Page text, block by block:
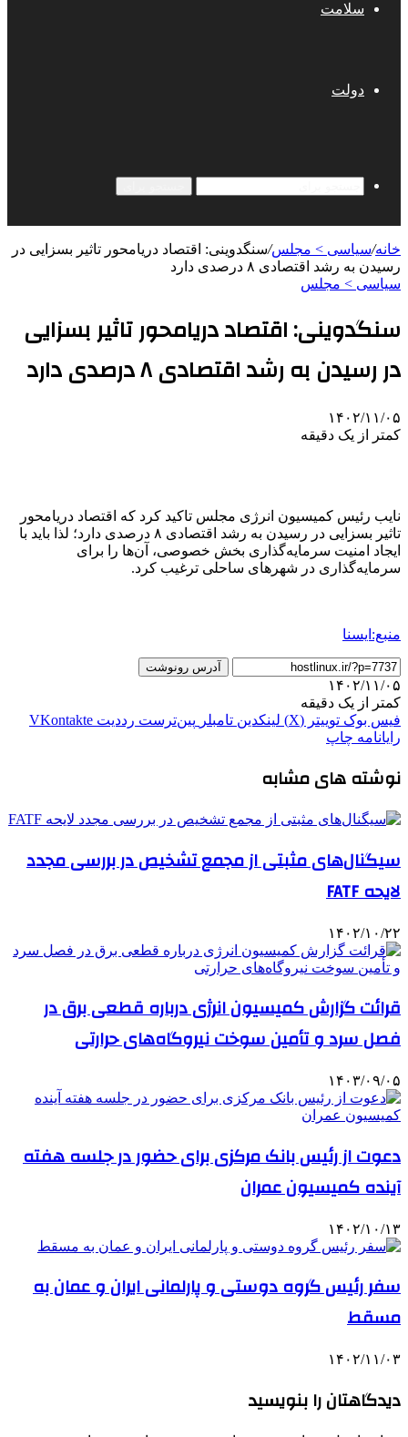
سلامت
دولت
خانه/سیاسی > مجلس/سنگدوینی: اقتصاد دریامحور تاثیر بسزایی در
رسیدن به رشد اقتصادی ۸ درصدی دارد
سیاسی > مجلس
سنگدوینی: اقتصاد دریامحور تاثیر بسزایی
در رسیدن به رشد اقتصادی ۸ درصدی دارد
۱۴۰۲/۱۱/۰۵
کمتر از یک دقیقه
نایب رئیس کمیسیون انرژی مجلس تاکید کرد که اقتصاد دریامحور
تاثیر بسزایی در رسیدن به رشد اقتصادی ۸ درصدی دارد؛ لذا باید با
ایجاد امنیت سرمایه‌گذاری بخش خصوصی، آن‌ها را برای
سرمایه‌گذاری در شهرهای ساحلی ترغیب کرد.
منبع:ایسنا
آدرس رونوشت
۱۴۰۲/۱۱/۰۵
کمتر از یک دقیقه
فیس بوک توییتر (X) لینکدین ‫تامبلر ‫پین‌ترست ‫رددیت ‫VKontakte
رایانامه چاپ
نوشته های مشابه
سیگنال‌های مثبتی از مجمع تشخیص در بررسی مجدد
لایحه FATF
۱۴۰۲/۱۰/۲۲
قرائت گزارش کمیسیون انرژی درباره قطعی برق در
فصل سرد و تأمین سوخت نیروگاه‌های حرارتی
۱۴۰۳/۰۹/۰۵
دعوت از رئیس بانک مرکزی برای حضور در جلسه هفته
آینده کمیسیون عمران
۱۴۰۲/۱۰/۱۳
سفر رئیس گروه دوستی و پارلمانی ایران و عمان به
مسقط
۱۴۰۲/۱۱/۰۳
دیدگاهتان را بنویسید